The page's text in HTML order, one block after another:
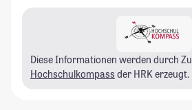
Diese Informationen werden durch
Hochschulkompass der HRK erzeugt.